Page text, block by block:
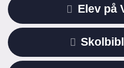
Elev på